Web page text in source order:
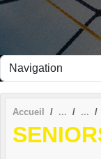
Accueil
Panneau de gestion